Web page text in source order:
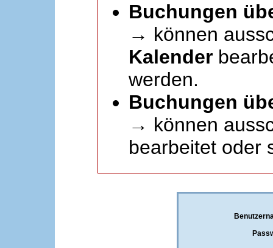
Buchungen
→ können
Kalender
werden.
Buchungen
→ können
bearbeitet oder